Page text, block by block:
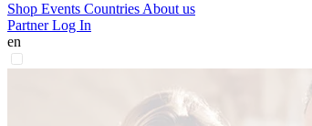
Shop Events Countries About us
Partner Log In
en